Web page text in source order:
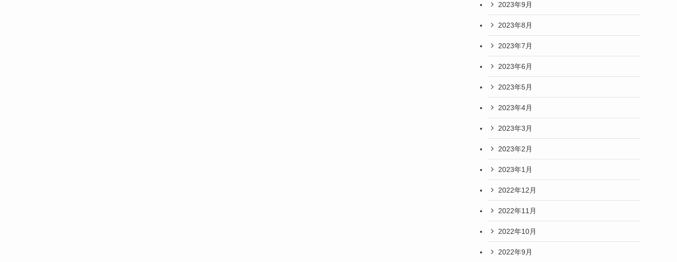
2023年9月
2023年8月
2023年7月
2023年6月
2023年5月
2023年4月
2023年3月
2023年2月
2023年1月
2022年12月
2022年11月
2022年10月
2022年9月